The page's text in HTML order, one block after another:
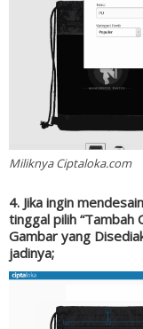
Miliknya Ciptaloka.com
4. Jika ingin mendesain
tinggal pilih “Tambah
Gambar yang
jadinya;